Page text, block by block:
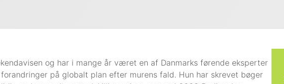
og har i mange år været en af Danmarks førende eksperter
på globalt plan efter murens fald. Hun har skrevet bøger